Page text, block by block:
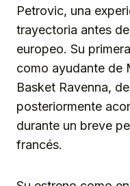
Petrovic, una
trayectoria antes
europeo. Su
como ayudante de
Basket Ravenna,
posteriormente
durante un breve
francés.